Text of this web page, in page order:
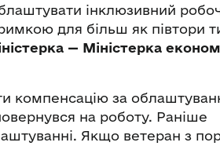
інклюзивний
для більш як півтори
— Міністерка
компенсацію за
на роботу. Раніше
Якщо ветеран з